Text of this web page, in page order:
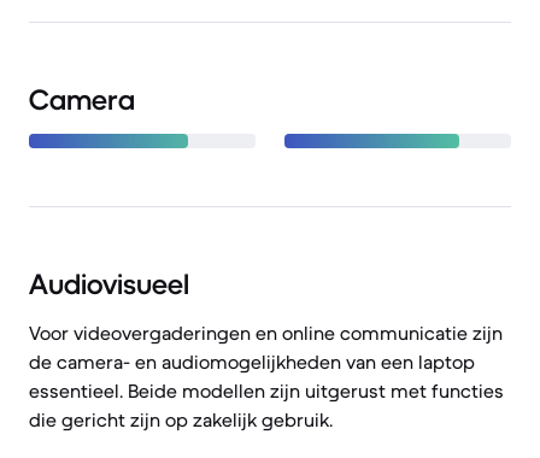
Camera
Audiovisueel
Voor videovergaderingen en online communicatie zijn
de camera- en audiomogelijkheden van een laptop
essentieel. Beide modellen zijn uitgerust met functies
die gericht zijn op zakelijk gebruik.